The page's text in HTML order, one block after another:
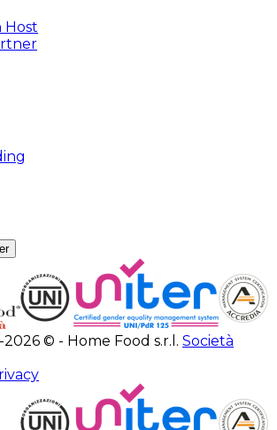
Host
© - Home Food s.r.l. Società